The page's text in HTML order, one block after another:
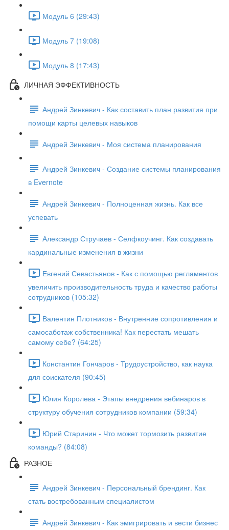
Модуль 6 (29:43)
Модуль 7 (19:08)
Модуль 8 (17:43)
ЛИЧНАЯ ЭФФЕКТИВНОСТЬ
Андрей Зинкевич - Как составить план развития при
помощи карты целевых навыков
Андрей Зинкевич - Моя система планирования
Андрей Зинкевич - Создание системы планирования
в Evernote
Андрей Зинкевич - Полноценная жизнь. Как все
успевать
Александр Стручаев - Селфкоучинг. Как создавать
кардинальные изменения в жизни
Евгений Севастьянов - Как с помощью регламентов
увеличить производительность труда и качество работы
сотрудников (105:32)
Валентин Плотников - Внутренние сопротивления и
самосаботаж собственника! Как перестать мешать
самому себе? (64:25)
Константин Гончаров - Трудоустройство, как наука
для соискателя (90:45)
Юлия Королева - Этапы внедрения вебинаров в
структуру обучения сотрудников компании (59:34)
Юрий Старинин - Что может тормозить развитие
команды? (84:08)
РАЗНОЕ
Андрей Зинкевич - Персональный брендинг. Как
стать востребованным специалистом
Андрей Зинкевич - Как эмигрировать и вести бизнес